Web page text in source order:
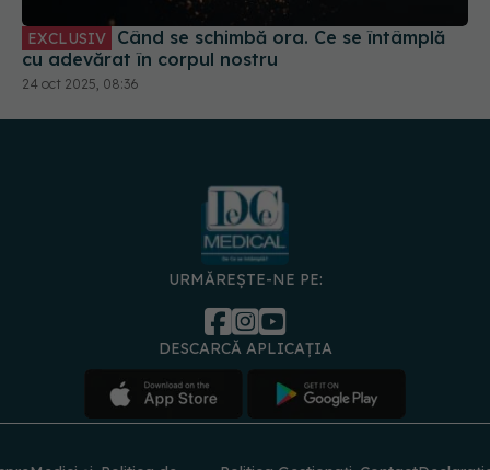
URMĂREȘTE-NE PE:
DESCARCĂ APLICAȚIA
specialiști
Politica de
confidențialitateCookies
Gestionați
preferințele
Contact
de